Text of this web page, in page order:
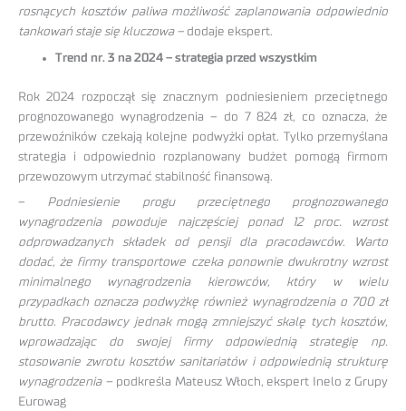
rosnących kosztów paliwa możliwość zaplanowania odpowiednio
tankowań staje się kluczowa – dodaje ekspert.
Trend nr. 3 na 2024 – strategia przed wszystkim
Rok 2024 rozpoczął się znacznym podniesieniem przeciętnego
prognozowanego wynagrodzenia – do 7 824 zł, co oznacza, że
przewoźników czekają kolejne podwyżki opłat. Tylko przemyślana
strategia i odpowiednio rozplanowany budżet pomogą firmom
przewozowym utrzymać stabilność finansową.
– Podniesienie progu przeciętnego prognozowanego
wynagrodzenia powoduje najczęściej ponad 12 proc. wzrost
odprowadzanych składek od pensji dla pracodawców. Warto
dodać, że firmy transportowe czeka ponownie dwukrotny wzrost
minimalnego wynagrodzenia kierowców, który w wielu
przypadkach oznacza podwyżkę również wynagrodzenia o 700 zł
brutto. Pracodawcy jednak mogą zmniejszyć skalę tych kosztów,
wprowadzając do swojej firmy odpowiednią strategię np.
stosowanie zwrotu kosztów sanitariatów i odpowiednią strukturę
wynagrodzenia – podkreśla Mateusz Włoch, ekspert Inelo z Grupy
Eurowag